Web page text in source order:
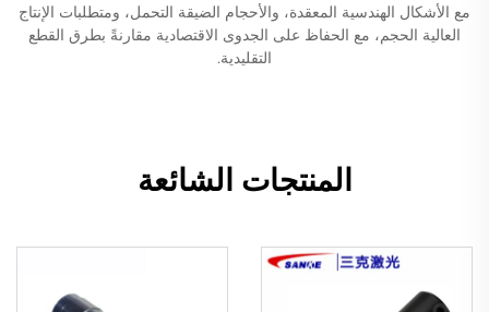
مع الأشكال الهندسية المعقدة، والأحجام الضيقة التحمل، ومتطلبات الإنتاج
العالية الحجم، مع الحفاظ على الجدوى الاقتصادية مقارنةً بطرق القطع
التقليدية.
المنتجات الشائعة